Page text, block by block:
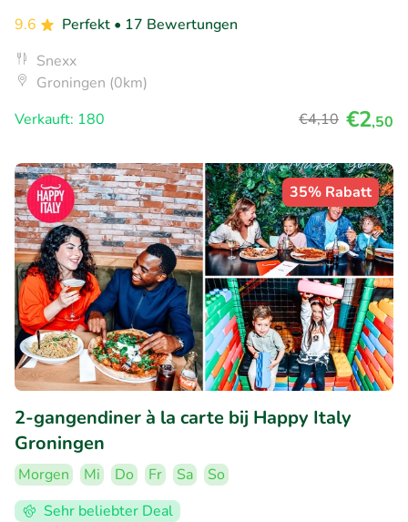
9.6
Perfekt • 17 Bewertungen
Snexx
Groningen (0km)
Verkauft: 180
€4,10 €2,50
35% Rabatt
2-gangendiner à la carte bij Happy Italy
Groningen
Morgen Mi Do Fr Sa
So
Sehr beliebter Deal